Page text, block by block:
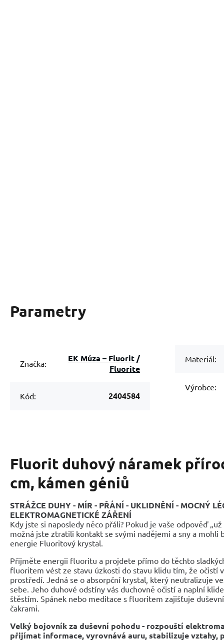
Parametry
Značka:
EK Múza – Fluorit /
Fluorite
Kód: 2404584
Materiál:
Výrobce:
Fluorit duhový náramek
cm, kámen géniů
STRÁŽCE DUHY - MÍR - PŘÁNÍ - UKLIDNĚNÍ - MOCNÝ
ELEKTROMAGNETICKÉ ZÁŘENÍ
Kdy jste si naposledy něco přáli? Pokud je vaše odpověď
možná jste ztratili kontakt se svými nadějemi a sny a mohli
energie Fluoritový krystal.
Přijměte energii fluoritu a projdete přímo do těchto
fluoritem vést ze stavu úzkosti do stavu klidu tím, že očistí
prostředí. Jedná se o absorpční krystal, který neutralizuje
sebe. Jeho duhové odstíny vás duchovně očistí a naplní
štěstím. Spánek nebo meditace s fluoritem zajišťuje
čakrami.
Velký bojovník za duševní pohodu - rozpouští
přijímat informace, vyrovnává auru, stabilizuje vztahy,